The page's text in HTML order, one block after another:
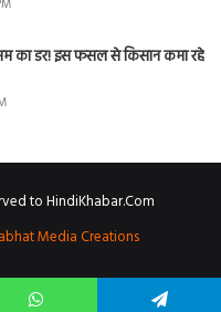
का डर! इस फसल से किसान कमा रहे
to HindiKhabar.Com
Media Creations